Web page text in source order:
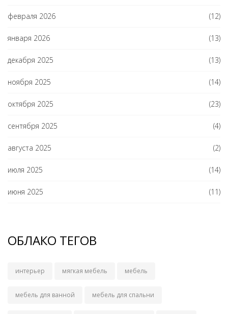
февраля 2026 (12)
января 2026 (13)
декабря 2025 (13)
ноября 2025 (14)
октября 2025 (23)
сентября 2025 (4)
августа 2025 (2)
июля 2025 (14)
июня 2025 (11)
ОБЛАКО ТЕГОВ
интерьер мягкая мебель мебель
мебель для ванной мебель для спальни